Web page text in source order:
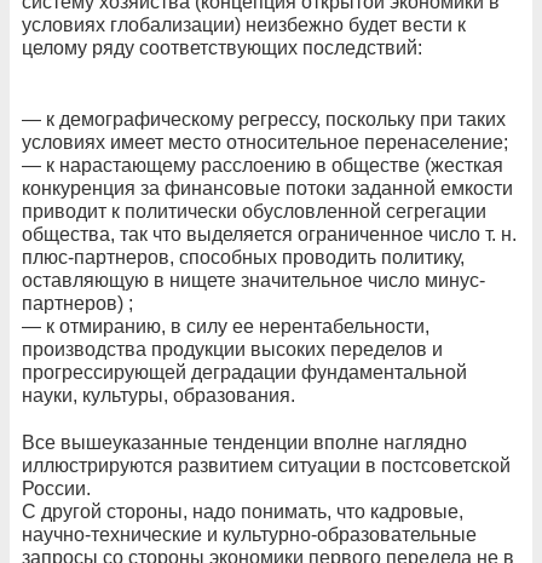
условиях глобализации) неизбежно будет вести к
целому ряду соответствующих последствий:
— к демографическому регрессу, поскольку при таких
условиях имеет место относительное перенаселение;
— к нарастающему расслоению в обществе (жесткая
конкуренция за финансовые потоки заданной емкости
приводит к политически обусловленной сегрегации
общества, так что выделяется ограниченное число т. н.
плюс-партнеров, способных проводить политику,
оставляющую в нищете значительное число минус-
партнеров) ;
— к отмиранию, в силу ее нерентабельности,
производства продукции высоких переделов и
прогрессирующей деградации фундаментальной
науки, культуры, образования.
Все вышеуказанные тенденции вполне наглядно
иллюстрируются развитием ситуации в постсоветской
России.
С другой стороны, надо понимать, что кадровые,
научно-технические и культурно-образовательные
запросы со стороны экономики первого передела не в